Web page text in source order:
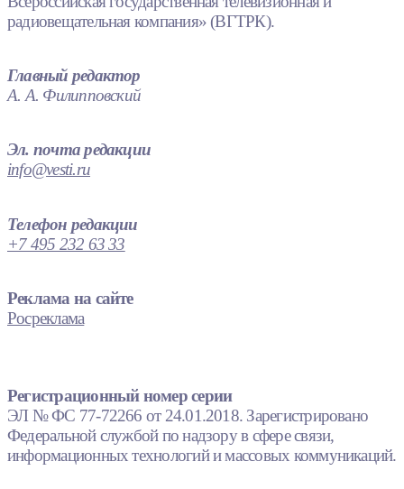
радиовещательная компания» (ВГТРК).
Главный редактор
А. А. Филипповский
Эл. почта редакции
info@vesti.ru
Телефон редакции
+7 495 232 63 33
Реклама на сайте
Росреклама
Регистрационный номер серии
ЭЛ № ФС 77-72266 от 24.01.2018. Зарегистрировано
Федеральной службой по надзору в сфере связи,
информационных технологий и массовых коммуникаций.